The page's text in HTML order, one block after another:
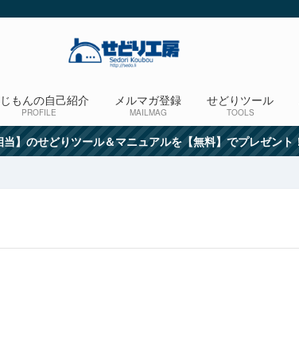
もんの自己紹介
PROFILE
メルマガ登録
MAILMAG
せどりツール
TOOLS
】のせどりツール＆マニュアルを【無料】でプレゼント